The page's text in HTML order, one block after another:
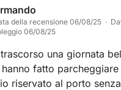
della recensione 06/08/25 ·
06/08/25
una giornata
fatto parcheggiare
riservato al porto